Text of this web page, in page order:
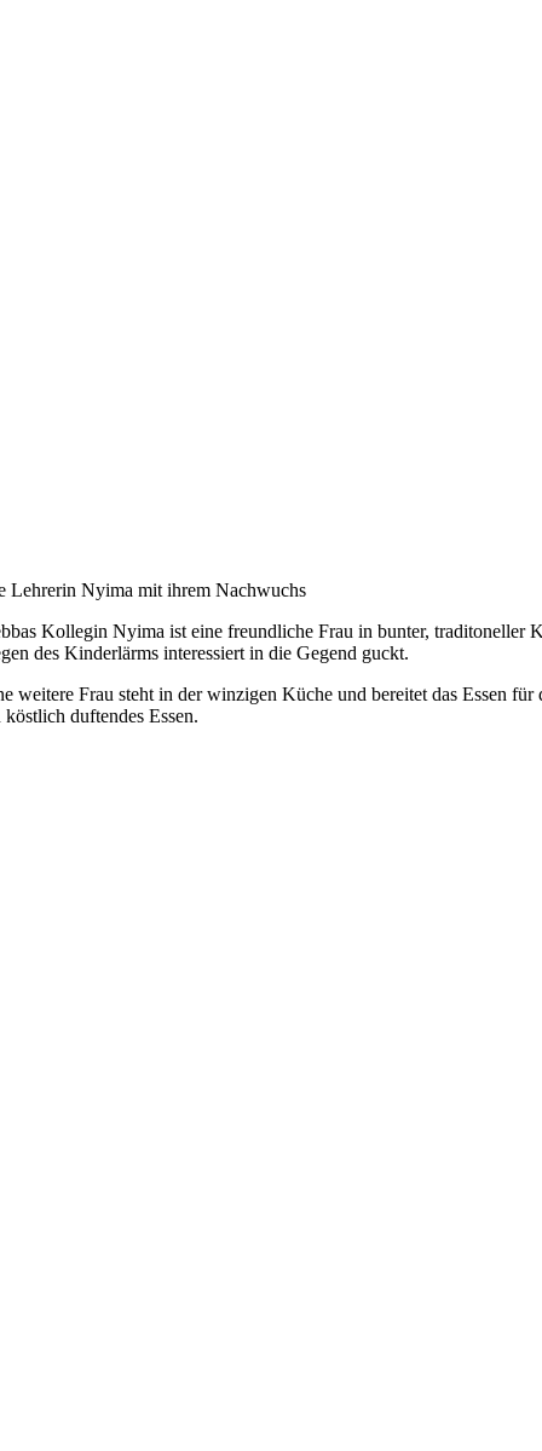
Lehrerin Nyima mit ihrem Nachwuchs
Kollegin Nyima ist eine freundliche Frau in bunter, traditoneller
des Kinderlärms interessiert in die Gegend guckt.
weitere Frau steht in der winzigen Küche und bereitet das Essen
köstlich duftendes Essen.